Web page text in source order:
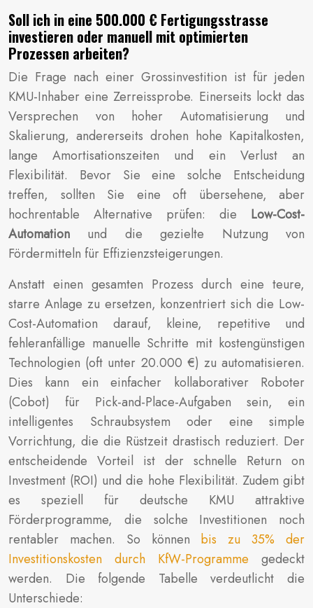
Soll ich in eine 500.000 € Fertigungsstrasse
investieren oder manuell mit optimierten
Prozessen arbeiten?
Die Frage nach einer Grossinvestition ist für jeden
KMU-Inhaber eine Zerreissprobe. Einerseits lockt das
Versprechen von hoher Automatisierung und
Skalierung, andererseits drohen hohe Kapitalkosten,
lange Amortisationszeiten und ein Verlust an
Flexibilität. Bevor Sie eine solche Entscheidung
treffen, sollten Sie eine oft übersehene, aber
hochrentable Alternative prüfen: die Low-Cost-
Automation und die gezielte Nutzung von
Fördermitteln für Effizienzsteigerungen.
Anstatt einen gesamten Prozess durch eine teure,
starre Anlage zu ersetzen, konzentriert sich die Low-
Cost-Automation darauf, kleine, repetitive und
fehleranfällige manuelle Schritte mit kostengünstigen
Technologien (oft unter 20.000 €) zu automatisieren.
Dies kann ein einfacher kollaborativer Roboter
(Cobot) für Pick-and-Place-Aufgaben sein, ein
intelligentes Schraubsystem oder eine simple
Vorrichtung, die die Rüstzeit drastisch reduziert. Der
entscheidende Vorteil ist der schnelle Return on
Investment (ROI) und die hohe Flexibilität. Zudem gibt
es speziell für deutsche KMU attraktive
Förderprogramme, die solche Investitionen noch
rentabler machen. So können bis zu 35% der
Investitionskosten durch KfW-Programme gedeckt
werden. Die folgende Tabelle verdeutlicht die
Unterschiede: